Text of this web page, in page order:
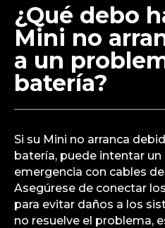
¿Qué debo
Mini no
a un
batería?
Si su Mini no arranca
batería, puede intentar un
emergencia con cables
Asegúrese de conectar
para evitar daños a los
no resuelve el problema,